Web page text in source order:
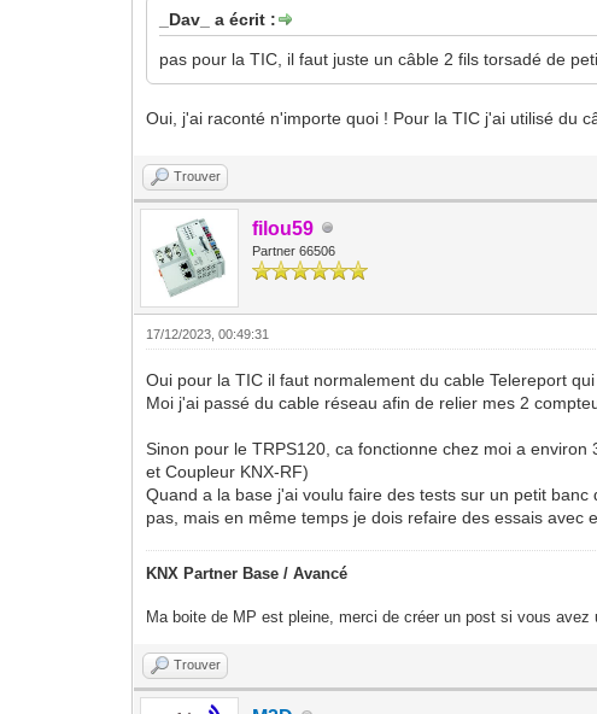
_Dav_ a écrit :
pas pour la TIC, il faut juste un câble 2 fils torsadé de
Oui, j'ai raconté n'importe quoi ! Pour la TIC j'ai utilisé du
Trouver
filou59
Partner 66506
17/12/2023, 00:49:31
Oui pour la TIC il faut normalement du cable Telereport
Moi j'ai passé du cable réseau afin de relier mes 2
Sinon pour le TRPS120, ca fonctionne chez moi a
et Coupleur KNX-RF)
Quand a la base j'ai voulu faire des tests sur un petit
pas, mais en même temps je dois refaire des essais avec
KNX Partner Base / Avancé
Ma boite de MP est pleine, merci de créer un post si vous avez
Trouver